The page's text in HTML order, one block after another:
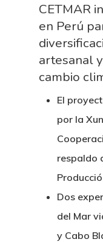
CETMAR
en Perú
artesanal
cambio
El
por la
respaldo
Dos
del Mar
y Cabo